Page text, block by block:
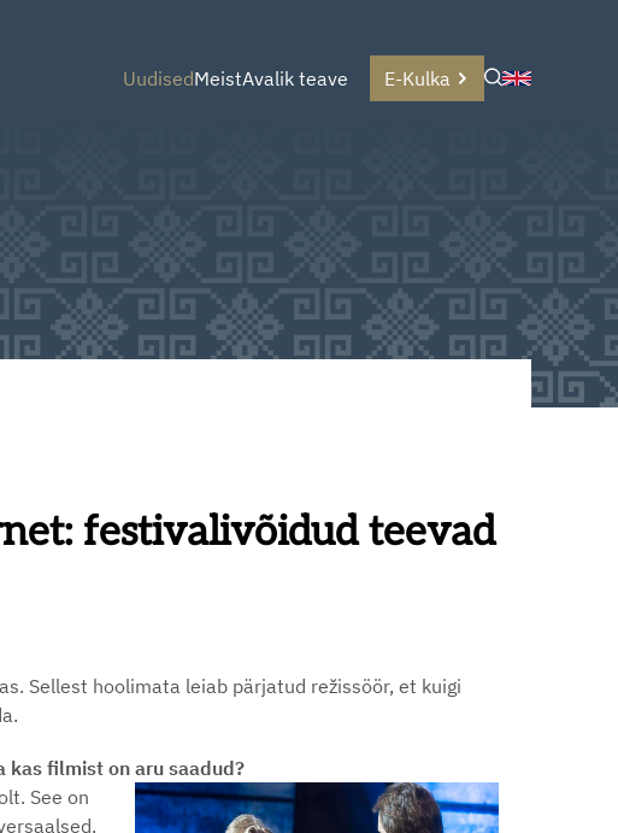
UudisedMeistAvalik teave E-Kulka
festivalivõidud teevad
Sellest hoolimata leiab pärjatud režissöör, et kuigi
kas filmist on aru saadud?
See on